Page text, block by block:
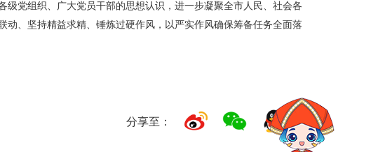
党组织、广大党员干部的思想认识，进一步凝聚全市人民、社会各
、坚持精益求精、锤炼过硬作风，以严实作风确保筹备任务全面落
分享至：